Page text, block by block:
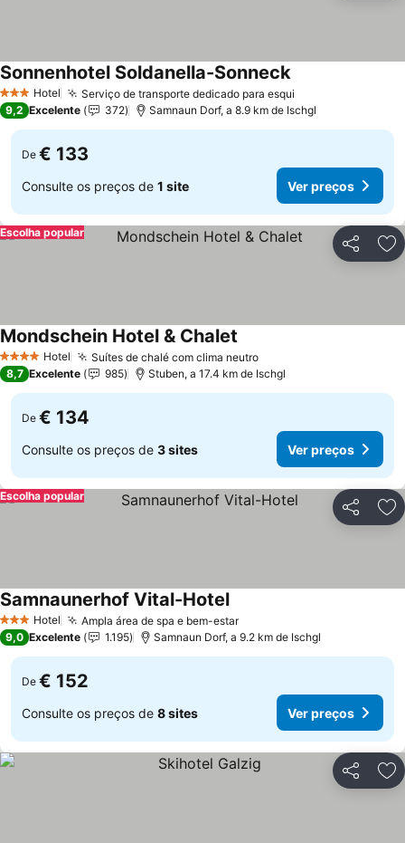
3 EstrelasHotel Serviço de transporte dedicado para esqui
Sonnenhotel Soldanella-Sonneck
9,2 Excelente 372 Samnaun Dorf, a 8.9 km de Ischgl
De € 133
Consulte os preços de 1 site Ver preços
Partilhar
Escolha popular
4 EstrelasHotel Suítes de chalé com clima neutro
Mondschein Hotel & Chalet
8,7 Excelente 985 Stuben, a 17.4 km de Ischgl
De € 134
Consulte os preços de 3 sites Ver preços
Partilhar
Escolha popular
3 EstrelasHotel Ampla área de spa e bem-estar
Samnaunerhof Vital-Hotel
9,0 Excelente 1.195 Samnaun Dorf, a 9.2 km de Ischgl
De € 152
Consulte os preços de 8 sites Ver preços
Partilhar